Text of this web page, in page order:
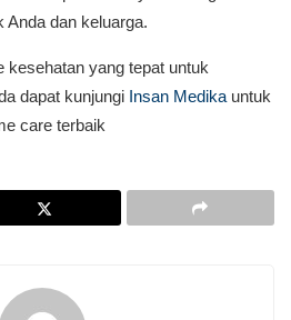
Anda dan keluarga.
kesehatan yang tepat untuk
dapat kunjungi Insan Medika untuk
care terbaik